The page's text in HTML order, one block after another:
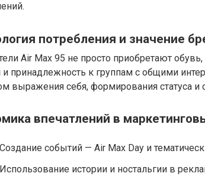
потребления и значение
Air Max 95 не просто приобретают
принадлежность к группам с общими
выражения себя, формирования статуса и
впечатлений в
Создание событий — Air Max Day и
Использование истории и ностальгии в